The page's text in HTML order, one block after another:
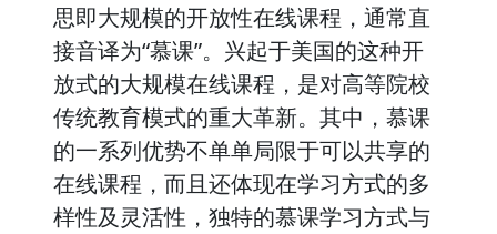
思即大规模的开放性在线课程，通常直
接音译为“慕课”。兴起于美国的这种开
放式的大规模在线课程，是对高等院校
传统教育模式的重大革新。其中，慕课
的一系列优势不单单局限于可以共享的
在线课程，而且还体现在学习方式的多
样性及灵活性，独特的慕课学习方式与